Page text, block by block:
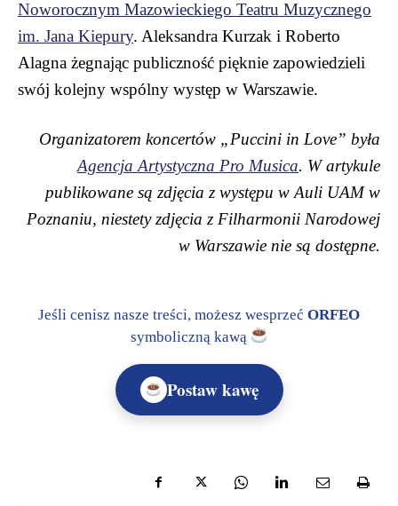
Noworocznym Mazowieckiego Teatru Muzycznego
im. Jana Kiepury. Aleksandra Kurzak i Roberto
Alagna żegnając publiczność pięknie zapowiedzieli
swój kolejny wspólny występ w Warszawie.
Organizatorem koncertów „Puccini in Love” była
Agencja Artystyczna Pro Musica. W artykule
publikowane są zdjęcia z występu w Auli UAM w
Poznaniu, niestety zdjęcia z Filharmonii Narodowej
w Warszawie nie są dostępne.
Jeśli cenisz nasze treści, możesz wesprzeć ORFEO
symboliczną kawą
Postaw kawę